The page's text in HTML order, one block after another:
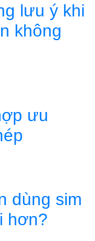
lưu ý khi
không
ưu
dùng sim
hơn?